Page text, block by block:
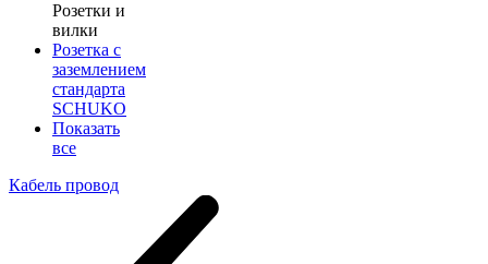
Розетки и
вилки
Розетка с
заземлением
стандарта
SCHUKO
Показать
все
Кабель провод